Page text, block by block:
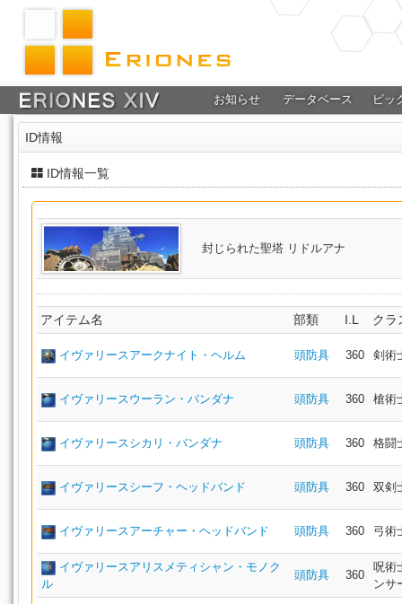
お知らせ データベース ピッ
ID情報
ID情報一覧
封じられた聖塔 リドルアナ
アイテム名 部類 I.L クラ
イヴァリースアークナイト・ヘルム 頭防具 360 剣術
イヴァリースウーラン・バンダナ 頭防具 360 槍術
イヴァリースシカリ・バンダナ 頭防具 360 格闘
イヴァリースシーフ・ヘッドバンド 頭防具 360 双剣
イヴァリースアーチャー・ヘッドバンド 頭防具 360 弓術
イヴァリースアリスメティシャン・モノク
ル
頭防具 360
呪術
ンサ